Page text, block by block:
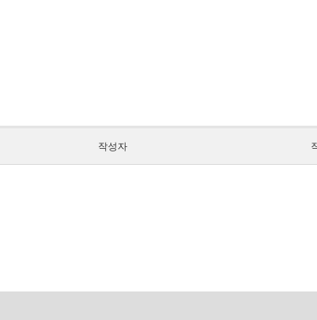
작성자